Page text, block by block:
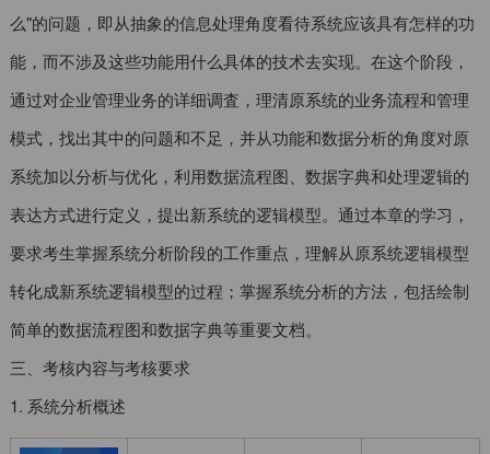
么"的问题，即从抽象的信息处理角度看待系统应该具有怎样的功
能，而不涉及这些功能用什么具体的技术去实现。在这个阶段，
通过对企业管理业务的详细调査，理清原系统的业务流程和管理
模式，找出其中的问题和不足，并从功能和数据分析的角度对原
系统加以分析与优化，利用数据流程图、数据字典和处理逻辑的
表达方式进行定义，提出新系统的逻辑模型。通过本章的学习，
要求考生掌握系统分析阶段的工作重点，理解从原系统逻辑模型
转化成新系统逻辑模型的过程；掌握系统分析的方法，包括绘制
简单的数据流程图和数据字典等重要文档。
三、考核内容与考核要求
1. 系统分析概述